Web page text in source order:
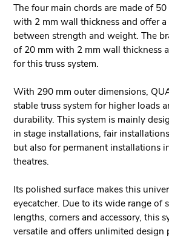
The four main chords are made of
with 2 mm wall thickness and offer
between strength and weight. The
of 20 mm with 2 mm wall thickness
for this truss system.
With 290 mm outer dimensions,
stable truss system for higher loads
durability. This system is mainly
in stage installations, fair
but also for permanent installations
theatres.
Its polished surface makes this
eyecatcher. Due to its wide range of
lengths, corners and accessory, this
versatile and offers unlimited design